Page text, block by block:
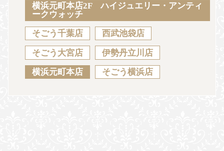
JA EN CH KO
横浜元町本店2F ハイジュエリー・アンティ
ークウォッチ
そごう千葉店 西武池袋店
そごう大宮店 伊勢丹立川店
横浜元町本店 そごう横浜店